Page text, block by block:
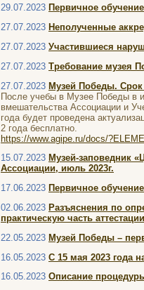
29.07.2023 Первичное
27.07.2023 Неполученные
27.07.2023 Участившиеся
27.07.2023 Требование музея
27.07.2023 Музей Победы. Срок
После учебы в Музее Победы в
вмешательства Ассоциации и
года будет проведена
2 года бесплатно.
https://www.agipe.ru/docs/
15.07.2023 Музей-заповедник
Ассоциации, июль 2023г.
17.06.2023 Первичное
02.06.2023 Разъяснения по
практическую часть
22.05.2023 Музей Победы –
16.05.2023 С 15 мая 2023 года
16.05.2023 Описание